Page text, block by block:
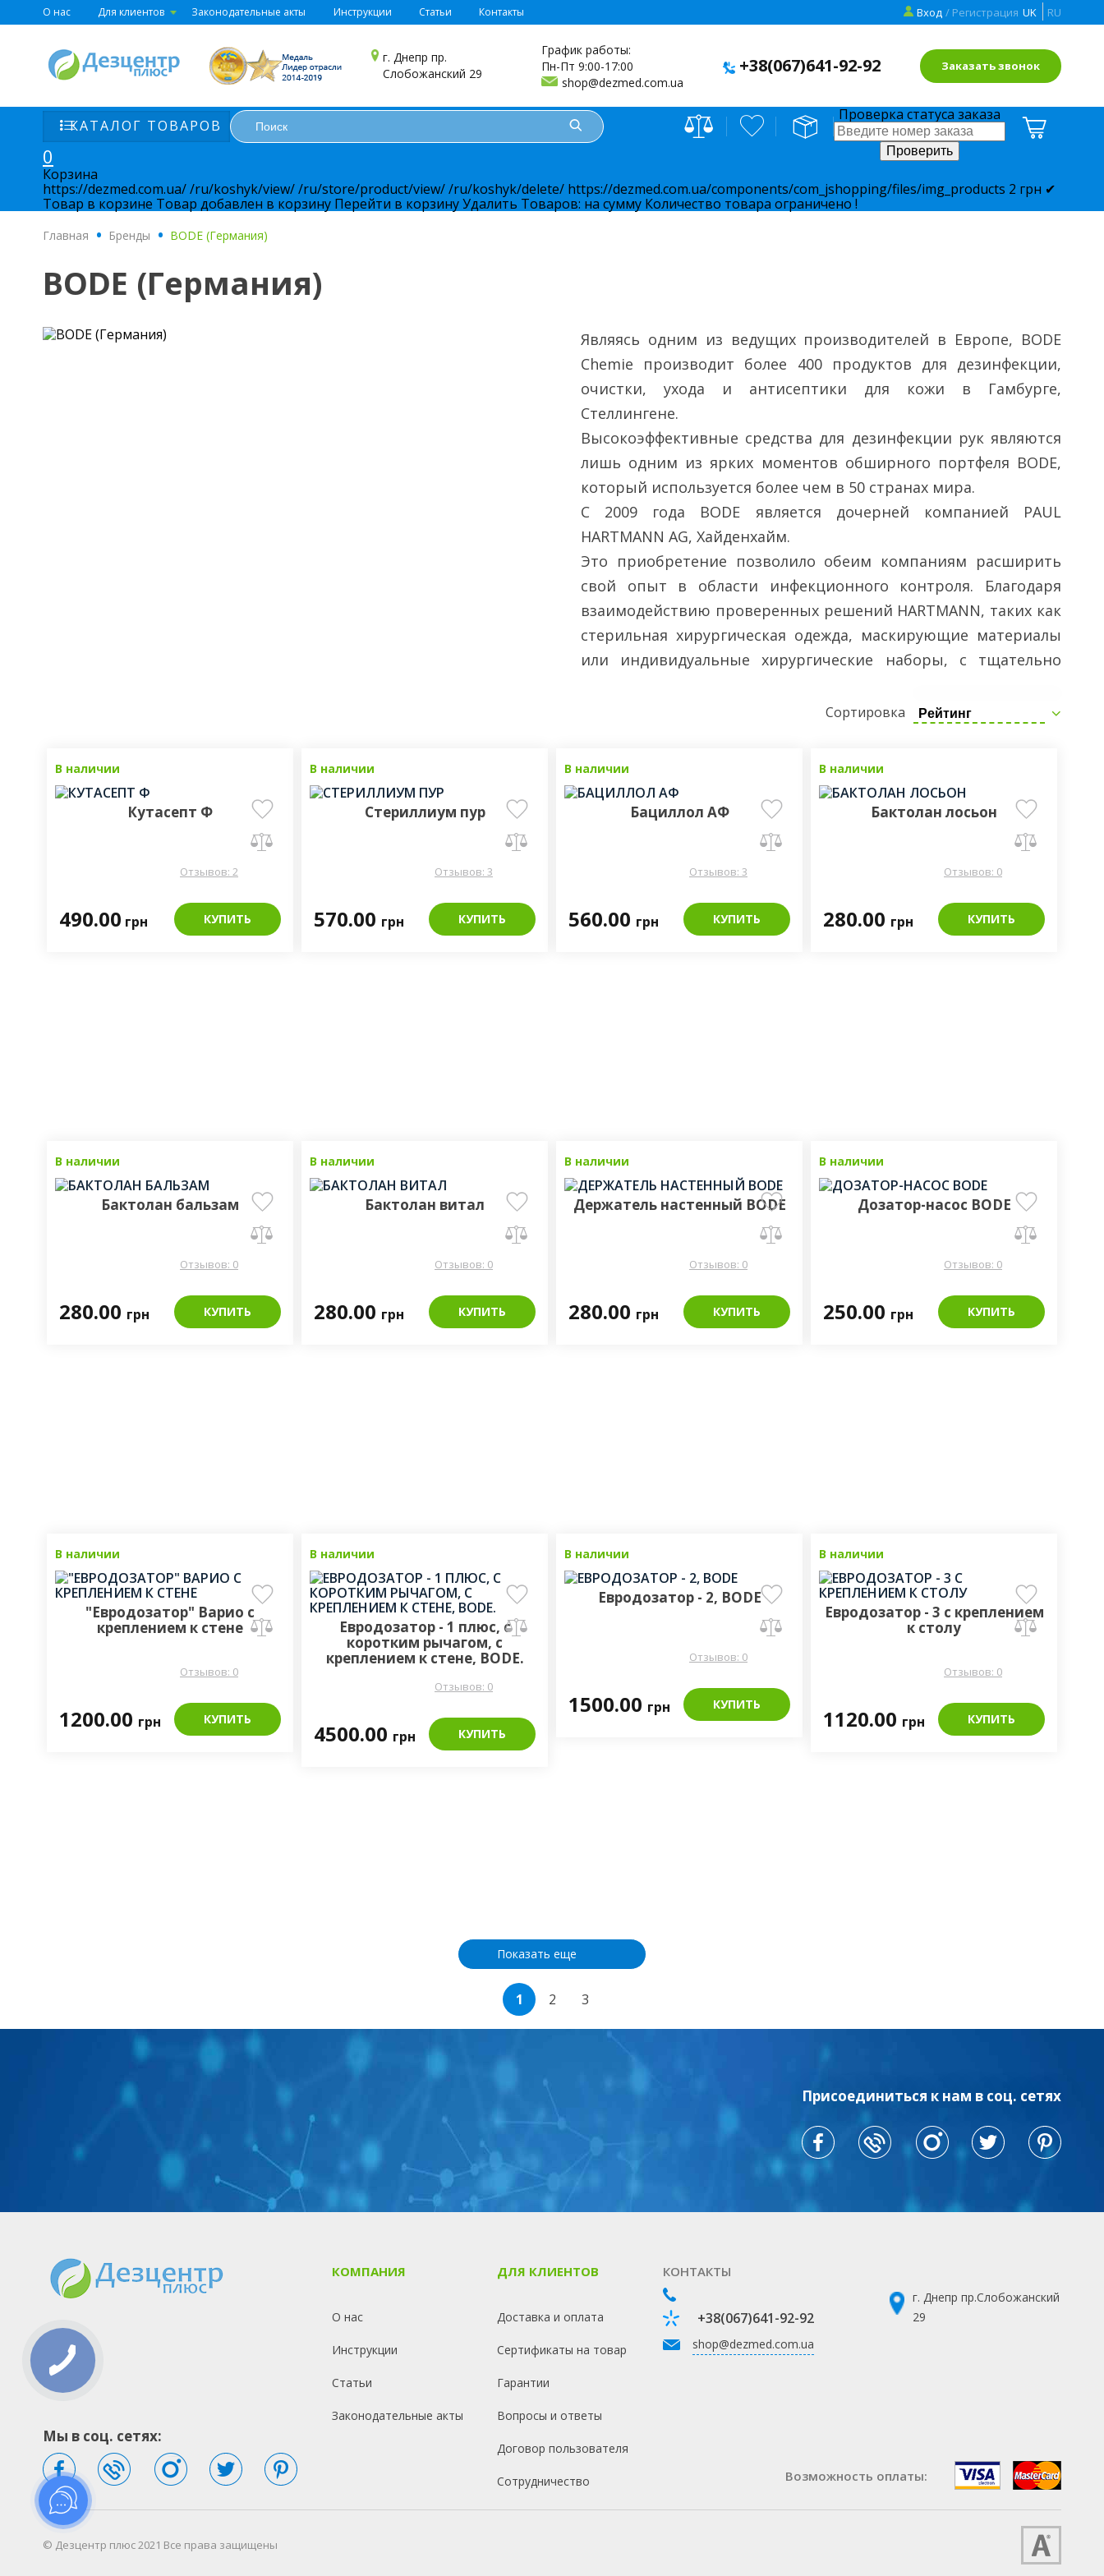
О нас Для клиентов Законодательные акты Инструкции Статьи Контакты Вход / Регистрация UK RU
г. Днепр пр.
Слобожанский 29
График работы:
Пн-Пт 9:00-17:00
shop@dezmed.com.ua
+38(067)641-92-92 Заказать звонок
КАТАЛОГ ТОВАРОВ
Проверка статуса заказа
0
Корзина
https://dezmed.com.ua//ru/koshyk/view//ru/store/product/view//ru/koshyk/delete/ https://dezmed.com.ua/components/com_jshopping/files/img_products 2 грн ✔
Товар в корзине Товар добавлен в корзину Перейти в корзинуУдалить Товаров: на сумму Количество товара ограничено !
Главная . Бренды . BODE (Германия)
BODE (Германия)
Являясь одним из ведущих производителей в Европе, BODE
Chemie производит более 400 продуктов для дезинфекции,
очистки, ухода и антисептики для кожи в Гамбурге,
Стеллингене.
Высокоэффективные средства для дезинфекции рук являются
лишь одним из ярких моментов обширного портфеля BODE,
который используется более чем в 50 странах мира.
С 2009 года BODE является дочерней компанией PAUL
HARTMANN AG, Хайденхайм.
Это приобретение позволило обеим компаниям расширить
свой опыт в области инфекционного контроля. Благодаря
взаимодействию проверенных решений HARTMANN, таких как
стерильная хирургическая одежда, маскирующие материалы
или индивидуальные хирургические наборы, с тщательно
HARTMANN предлагает системные решения для защиты от
в 2011 году был создан BODE SCIENCE CENTER, центр
компетенций, объединяющий науку и практику в области
инфекционного контроля.
Сортировка Рейтинг
В наличии
Кутасепт Ф
Отзывов: 2
490.00 грн КУПИТЬ
В наличии
Стериллиум пур
Отзывов: 3
570.00 грн КУПИТЬ
В наличии
Бациллол АФ
Отзывов: 3
560.00 грн КУПИТЬ
В наличии
Бактолан лосьон
Отзывов: 0
280.00 грн КУПИТЬ
В наличии
Бактолан бальзам
Отзывов: 0
280.00 грн КУПИТЬ
В наличии
Бактолан витал
Отзывов: 0
280.00 грн КУПИТЬ
В наличии
Держатель настенный BODE
Отзывов: 0
280.00 грн КУПИТЬ
В наличии
Дозатор-насос BODE
Отзывов: 0
250.00 грн КУПИТЬ
В наличии
"Евродозатор" Варио с
креплением к стене
Отзывов: 0
1200.00 грн КУПИТЬ
В наличии
Евродозатор - 1 плюс, с
коротким рычагом, с
креплением к стене, BODE.
Отзывов: 0
4500.00 грн КУПИТЬ
В наличии
Евродозатор - 2, BODE
Отзывов: 0
1500.00 грн КУПИТЬ
В наличии
Евродозатор - 3 с креплением
к столу
Отзывов: 0
1120.00 грн КУПИТЬ
Показать еще
1 2 3
Присоединиться к нам в соц. сетях
Мы в соц. сетях:
КОМПАНИЯ
О нас
Инструкции
Статьи
Законодательные акты
ДЛЯ КЛИЕНТОВ
Доставка и оплата
Сертификаты на товар
Гарантии
Вопросы и ответы
Договор пользователя
Сотрудничество
КОНТАКТЫ
+38(067)641-92-92
shop@dezmed.com.ua
г. Днепр пр.Слобожанский
29
Возможность оплаты:
© Дезцентр плюс 2021 Все права защищены